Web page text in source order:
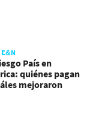
E&N
País en
quiénes pagan
mejoraron